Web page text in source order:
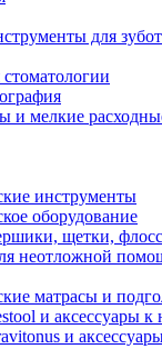
для
и мелкие
инструменты
оборудование
щетки,
неотложной
матрасы и
и аксессуары к
и